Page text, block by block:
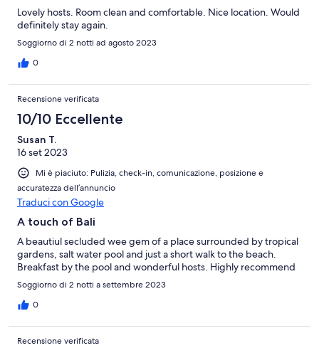
Lovely hosts. Room clean and comfortable. Nice location. Would
definitely stay again.
Soggiorno di 2 notti ad agosto 2023
0
Recensione verificata
10/10 Eccellente
Susan T.
16 set 2023
Mi è piaciuto: Pulizia, check-in, comunicazione, posizione e
accuratezza dell’annuncio
Traduci con Google
A touch of Bali
A beautiul secluded wee gem of a place surrounded by tropical
gardens, salt water pool and just a short walk to the beach.
Breakfast by the pool and wonderful hosts. Highly recommend
Soggiorno di 2 notti a settembre 2023
0
Recensione verificata